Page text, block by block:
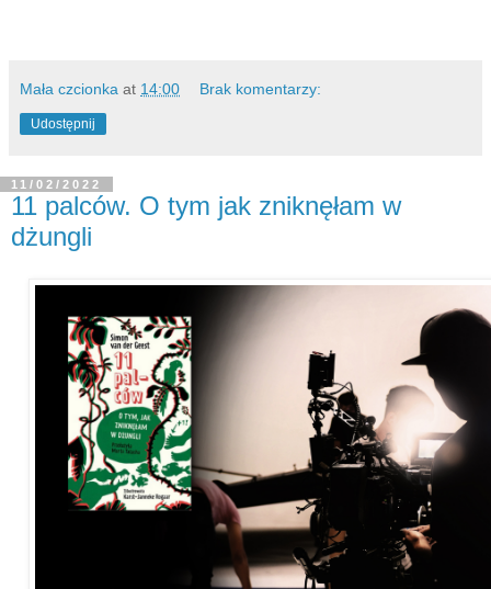
Mała czcionka at 14:00 Brak komentarzy:
Udostępnij
11/02/2022
11 palców. O tym jak zniknęłam w
dżungli